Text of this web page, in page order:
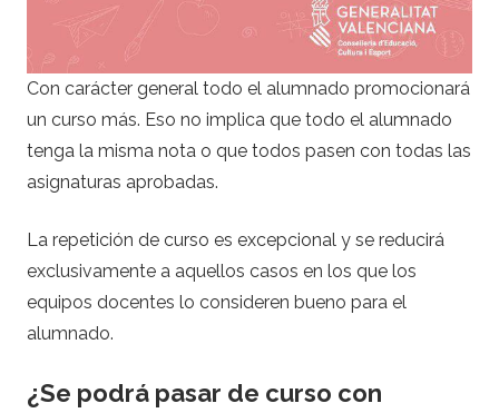
Con carácter general todo el alumnado promocionará
un curso más. Eso no implica que todo el alumnado
tenga la misma nota o que todos pasen con todas las
asignaturas aprobadas.
La repetición de curso es excepcional y se reducirá
exclusivamente a aquellos casos en los que los
equipos docentes lo consideren bueno para el
alumnado.
¿Se podrá pasar de curso con